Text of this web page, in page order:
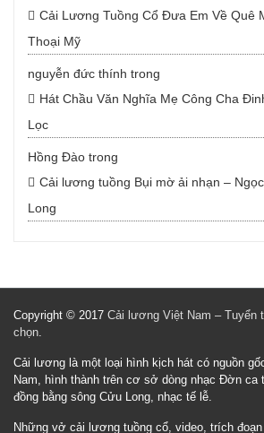
Cải Lương Tuồng Cổ Đưa Em Về Quê
Thoại Mỹ
nguyễn đức thính trong
Hát Chầu Văn Nghĩa Mẹ Công Cha
Lọc
Hồng Đào trong
Cải lương tuồng Bụi mờ ải nhạn –
Long
Copyright © 2017 Cải lương Việt Nam – Tuyển
chọn.
Cải lương là một loại hình kịch hát có nguồn
Nam, hình thành trên cơ sở dòng nhạc Đờn ca
đồng bằng sông Cửu Long, nhạc tế lễ.
Những vở cải lương tuồng cổ, video, trích